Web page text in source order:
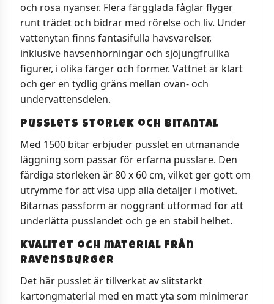
och rosa nyanser. Flera färgglada fåglar flyger
runt trädet och bidrar med rörelse och liv. Under
vattenytan finns fantasifulla havsvarelser,
inklusive havsenhörningar och sjöjungfrulika
figurer, i olika färger och former. Vattnet är klart
och ger en tydlig gräns mellan ovan- och
undervattensdelen.
Pusslets storlek och bitantal
Med 1500 bitar erbjuder pusslet en utmanande
läggning som passar för erfarna pusslare. Den
färdiga storleken är 80 x 60 cm, vilket ger gott om
utrymme för att visa upp alla detaljer i motivet.
Bitarnas passform är noggrant utformad för att
underlätta pusslandet och ge en stabil helhet.
Kvalitet och material från
Ravensburger
Det här pusslet är tillverkat av slitstarkt
kartongmaterial med en matt yta som minimerar